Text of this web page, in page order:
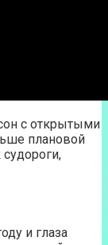
с открытыми
плановой
и глаза